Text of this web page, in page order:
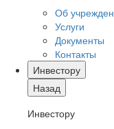
Об
Услуги
Документы
Контакты
Инвестору
Назад
Инвестору